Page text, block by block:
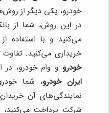
خودرو، یکی دیگر از
در این روش، شما از
می‌کنید و با استفاده
خریداری می‌کنید.
خودروو وام خودرو،
ایران خودرو، شما
نمایندگی‌های آن
شرکت پرداخت می‌کنید،